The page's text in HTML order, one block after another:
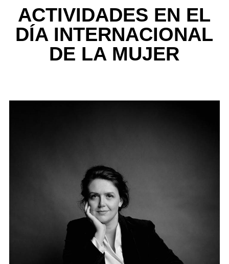
ACTIVIDADES EN EL
DÍA INTERNACIONAL
DE LA MUJER